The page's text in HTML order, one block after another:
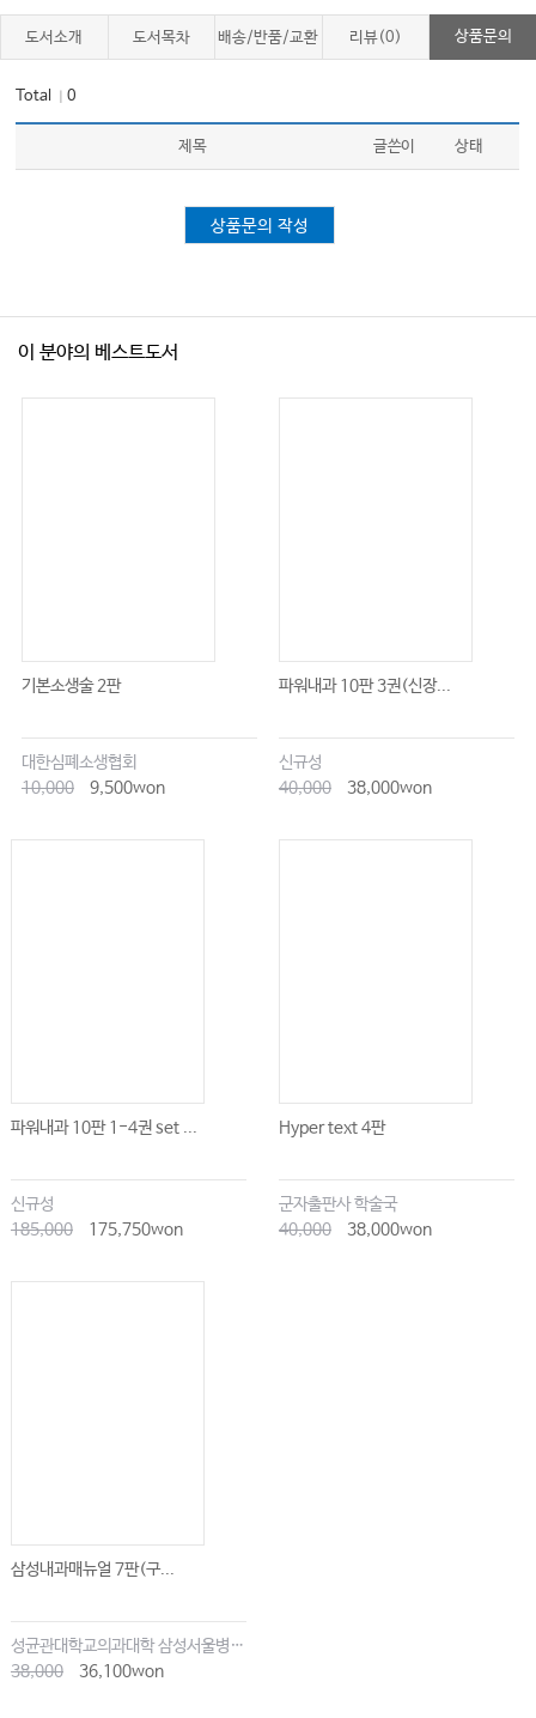
도서소개 도서목차 배송/반품/교환 리뷰(0) 상품문의
Total ｜0
제목 글쓴이 상태
상품문의 작성
이 분야의 베스트도서
기본소생술 2판
대한심폐소생협회
10,000
9,500won
파워내과 10판 3권(신장...
신규성
40,000
38,000won
파워내과 10판 1-4권 set ...
신규성
185,000
175,750won
Hyper text 4판
군자출판사 학술국
40,000
38,000won
삼성내과매뉴얼 7판(구...
성균관대학교의과대학 삼성서울병원내과
38,000
36,100won